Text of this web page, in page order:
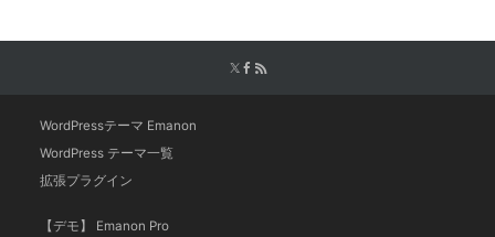
WordPressテーマ Emanon
WordPress テーマ一覧
拡張プラグイン
【デモ】 Emanon Pro